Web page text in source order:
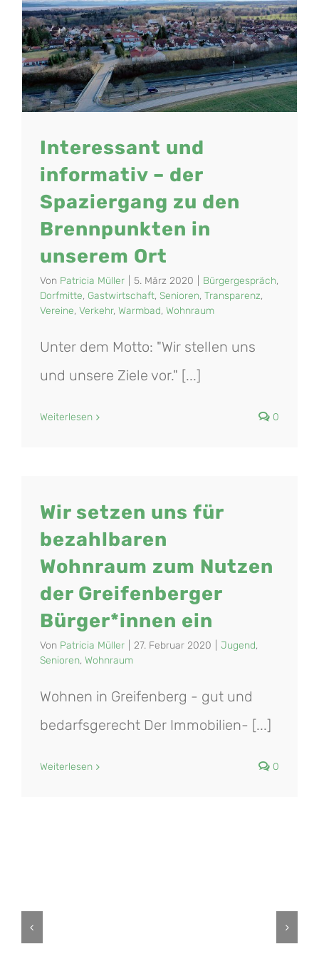
Interessant und
informativ – der
Spaziergang zu den
Brennpunkten in
unserem Ort
Von Patricia Müller 5. März 2020 Bürgergespräch,
Dorfmitte, Gastwirtschaft, Senioren, Transparenz,
Vereine, Verkehr, Warmbad, Wohnraum
Unter dem Motto: "Wir stellen uns
und unsere Ziele vor." [...]
Weiterlesen 0
Wir setzen uns für
bezahlbaren
Wohnraum zum Nutzen
der Greifenberger
Bürger*innen ein
Von Patricia Müller 27. Februar 2020 Jugend,
Senioren, Wohnraum
Wohnen in Greifenberg - gut und
bedarfsgerecht Der Immobilien- [...]
Weiterlesen 0